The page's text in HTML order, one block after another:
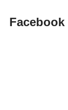
Facebook